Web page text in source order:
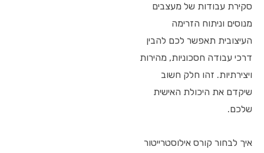
סקירת עבודות של מעצבים
מנוסים וניתוח הזרימה
העיצובית תאפשר לכם להבין
דרכי עבודה חסכוניות, מהירות
ויצירתיות. זהו חלק חשוב
שיקדם את היכולת האישית
שלכם.
איך לבחור קורס אילוסטרייטור